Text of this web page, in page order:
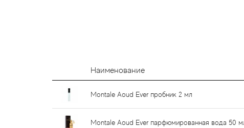
Наименование
Montale Aoud Ever пробник 2 мл
Montale Aoud Ever парфюмированная вода 50